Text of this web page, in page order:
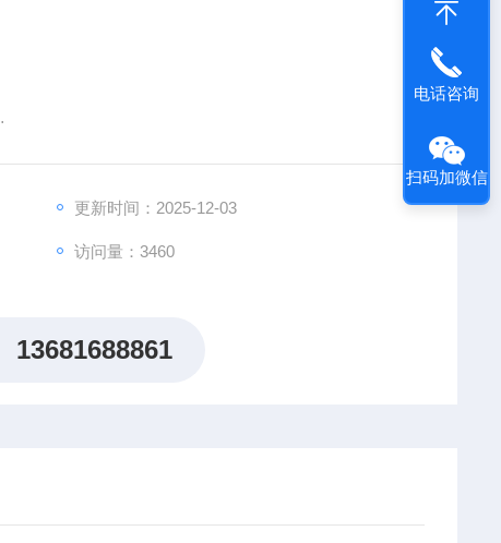
更新时间：2025-12-03
访问量：3460
13681688861
电话咨询
扫码加微信